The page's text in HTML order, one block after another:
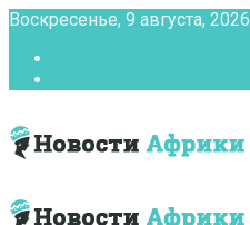
Воскресенье, 9 августа, 2026